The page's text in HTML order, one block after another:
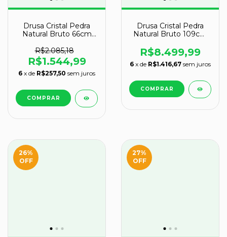
Drusa Cristal Pedra
Natural Bruto 66cm
R$2.085,18
R$1.544,99
6 x de R$257,50 sem juros
Drusa Cristal Pedra
Natural Bruto 109cm
R$8.499,99
6 x de R$1.416,67 sem juros
26%
OFF
27%
OFF